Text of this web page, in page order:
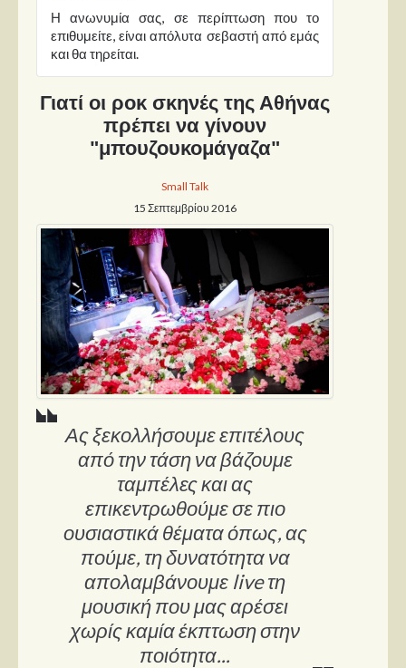
Η ανωνυμία σας, σε περίπτωση που το
επιθυμείτε, είναι απόλυτα σεβαστή από εμάς
και θα τηρείται.
Γιατί οι ροκ σκηνές της Αθήνας
πρέπει να γίνουν
"μπουζουκομάγαζα"
Small Talk
15 Σεπτεμβρίου 2016
Ας ξεκολλήσουμε επιτέλους
από την τάση να βάζουμε
ταμπέλες και ας
επικεντρωθούμε σε πιο
ουσιαστικά θέματα όπως, ας
πούμε, τη δυνατότητα να
απολαμβάνουμε live τη
μουσική που μας αρέσει
χωρίς καμία έκπτωση στην
ποιότητα...